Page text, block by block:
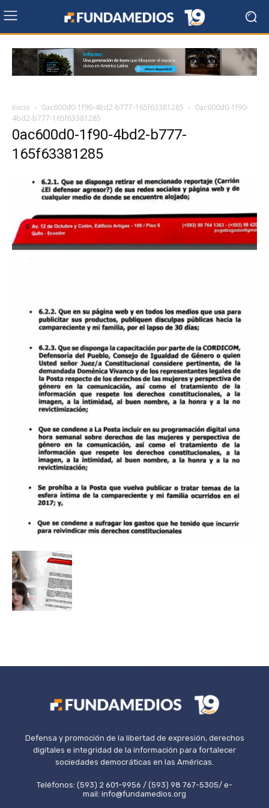
Inicio 0ac600d0-1f90-4bd2-b777-165f63381285
0ac600d0-1f90-
4bd2-b777-165f63381285
0ac600d0-1f90-4bd2-b777-
165f63381285
Defensa y promoción de la libertad de expresión, derechos
digitales e integridad de la información para fortalecer
sociedades democráticas en las Américas.
Teléfonos: (593) 2 601-9956 / (593) 98 767-5305/ e-
mail: info@fundamedios.org